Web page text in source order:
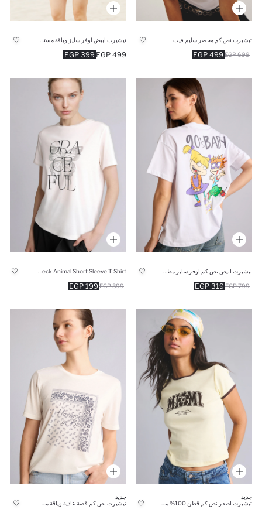
تيشيرت نص كم مخصر سليم فيت
499 EGP 699 EGP
399 EGP 499 EGP
تيشيرت ابيض نص كم اوفر سايز مطبوع
319 EGP 799 EGP
Regular Fit Crew Neck Animal Short Sleeve T-Shirt
199 EGP 399 EGP
جديد
جديد